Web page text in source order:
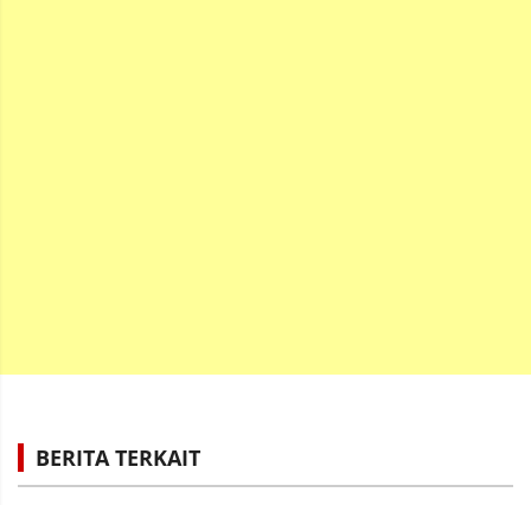
BERITA TERKAIT